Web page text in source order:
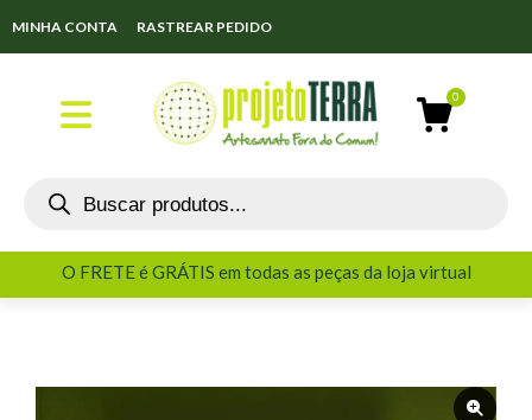
MINHA CONTA RASTREAR PEDIDO
O FRETE é GRÁTIS em todas as peças da loja virtual
O FRETE é GRÁTIS em todas as peças da loja virtual